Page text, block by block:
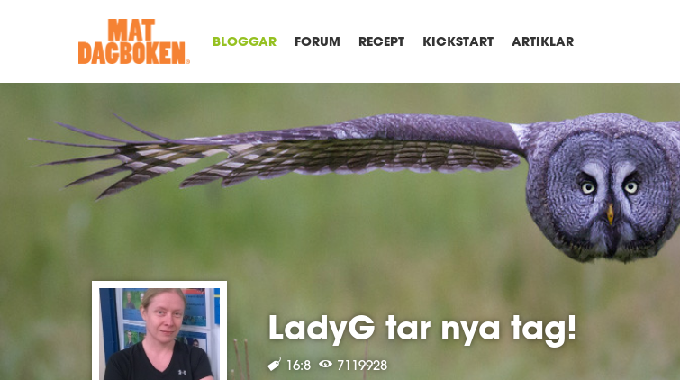
BLOGGAR FORUM RECEPT KICKSTART ARTIKLAR
LadyG tar nya tag!
16:8 7119928